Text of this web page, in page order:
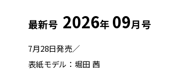
最新号 2026年 09月号
7月28日発売／
表紙モデル：堀田 茜